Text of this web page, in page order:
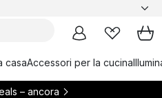
casaAccessori per la cucina
– ancora